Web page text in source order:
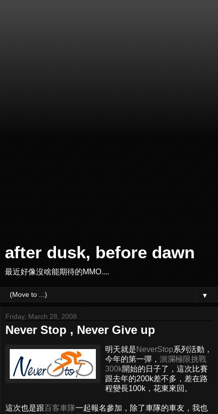
after dusk, before dawn
最近好像沒啥能期待的MMO....
▼
Friday, March 28, 2008
Never Stop , Never Give up
明天就是NeverStop系列活動，
今年的第一彈， 洄瀾極限挑戰
300k開始的日子了，這次比賽
跟去年的200k差不多，差在路
程變長100k，花東來回。
這次也是跟百客車隊一起報名參加，除了車隊的車友，我也